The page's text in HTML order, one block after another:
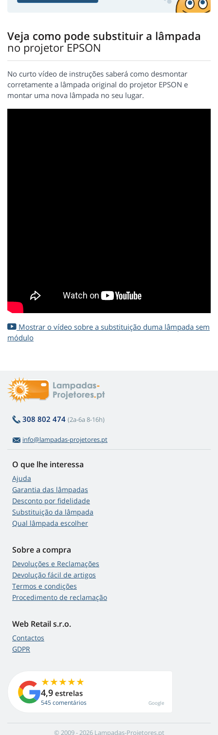
Veja como pode substituir a lâmpada
no projetor EPSON
No curto vídeo de instruções saberá como desmontar
corretamente a lâmpada original do projetor EPSON e
montar uma nova lâmpada no seu lugar.
Mostrar o vídeo sobre a substituição duma lâmpada sem
módulo
308 802 474 (2a-6a 8-16h)
info@lampadas-projetores.pt
O que lhe interessa
Ajuda
Garantia das lâmpadas
Desconto por fidelidade
Substituição da lâmpada
Qual lâmpada escolher
Sobre a compra
Devoluções e Reclamações
Devolução fácil de artigos
Termos e condições
Procedimento de reclamação
Web Retail s.r.o.
Contactos
GDPR
4,9 estrelas
545 comentários Google
© 2009 - 2026 Lampadas-Projetores.pt